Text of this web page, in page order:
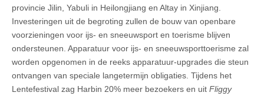
provincie Jilin, Yabuli in Heilongjiang en Altay in Xinjiang.
Investeringen uit de begroting zullen de bouw van openbare
voorzieningen voor ijs- en sneeuwsport en toerisme blijven
ondersteunen. Apparatuur voor ijs- en sneeuwsporttoerisme zal
worden opgenomen in de reeks apparatuur-upgrades die steun
ontvangen van speciale langetermijn obligaties. Tijdens het
Lentefestival zag Harbin 20% meer bezoekers en uit Fliggy